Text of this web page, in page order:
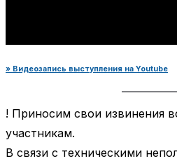
» Видеозапись выступления на Youtube
! Приносим свои извинения
участникам.
В связи с техническими